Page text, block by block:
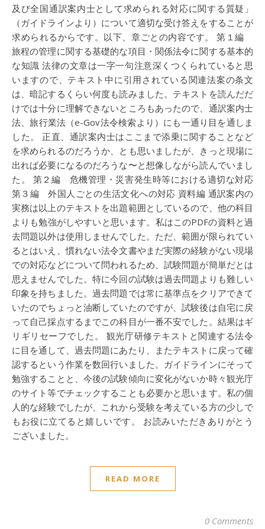
及び全国通訳案内士として求められる対応に関する質疑」
（ガイドラインより）について適切な受け答えをすることが
求められるからです。以下、章ごとの内容です。 第１編
旅程の管理に関する基礎的な項目・関係法令に関する基本的
な知識 法律の文章は一字一句注意深くつくられていると思
いますので、テキスト中に引用されている関連法案の条文
は、暗記するくらい何度も読みました。テキストを読んだだ
けでは十分に理解できないところもあったので、通訳案内士
法、旅行業法（e-Gov法令検索より）にも一通り目を通しま
した。 正直、通訳案内士はここまで添乗に関することなど
を求められるのだろうか、とも思いましたが、きっと現場に
出れば必要になるのだろうな〜と想像しながら読んでいまし
た。 第２編 危機管理・災害発生時等における適切な対応
第３編 外国人ごとの生活文化への対応 資料編 通訳案内の
実務は以上のテキストを出題範囲としているので、他の科目
よりも勉強がしやすいと思います。私はこのPDFの資料と過
去問題以外は使用しませんでした。ただ、範囲が限られてい
るとはいえ、慣れない法令文書やまだ実際の経験がない現場
での対応などについて問われるため、試験問題が簡単だとは
思えませんでした。特に今回の試験は過去問題よりも難しい
印象を持ちました。過去問題では常に基準点をクリアできて
いたのでちょっと油断していたのですが、試験後は自宅に戻
って自己採点するまでこの科目が一番不安でした。結果はギ
リギリセーフでした。 観光庁研修テキストと関連する法令
に目を通して、過去問題にあたり、またテキストに戻って確
認するという作業を数回行いました。ガイドラインにそって
勉強することと、今後の試験傾向に変化がないか時々観光庁
のサイト等でチェックすることも必要かと思います。私の個
人的な経験でしたが、これから受験を考えている方の少しで
もお役に立てると嬉しいです。 お読みいただきありがとう
ございました。
READ MORE
0 Comments